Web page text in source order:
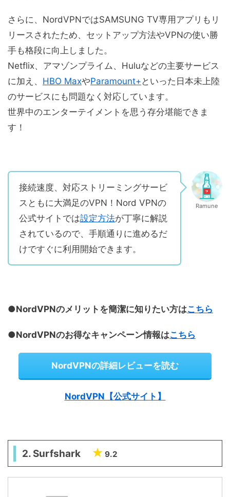
さらに、NordVPNではSAMSUNG TV専用アプリもリ
リースされたため、セットアップ方法やVPNの使い勝
手も格段に向上しました。
Netflix、アマゾンプライム、Huluなどの主要サービス
に加え、 HBO MaxやParamount+ といった日本未上陸
のサービスにも問題なく対応しています。
世界中のエンターテイメントを思う存分堪能できま
す！
接続速度、対応ストリーミングサービ
スともに大満足のVPN！Nord VPNの
公式サイトでは設定方法が丁寧に解説
されているので、手順通りに進めるだ
けですぐに利用開始できます。
Ramune
●NordVPNのメリットを簡潔に知りたい方はこちら
●NordVPNのお得なキャンペーン情報はこちら
NordVPNの詳細レビューを読む
NordVPN【公式サイト】
2. Surfshark 9.2